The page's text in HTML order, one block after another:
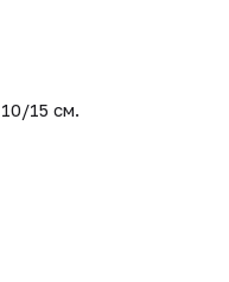
15 см.